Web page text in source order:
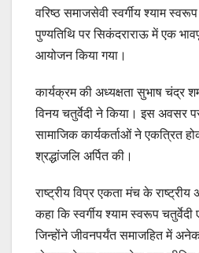
वरिष्ठ समाजसेवी स्वर्गीय श्याम
पुण्यतिथि पर सिकंदराराऊ में एक
आयोजन किया गया।
कार्यक्रम की अध्यक्षता सुभाष चंद्र
विनय चतुर्वेदी ने किया। इस अवसर पर
सामाजिक कार्यकर्ताओं ने एकत्रित
श्रद्धांजलि अर्पित की।
राष्ट्रीय विप्र एकता मंच के राष्ट्रीय
कहा कि स्वर्गीय श्याम स्वरूप
जिन्होंने जीवनपर्यंत समाजहित में